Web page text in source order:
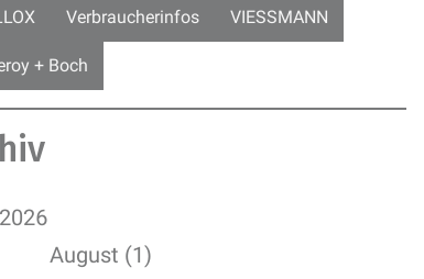
Verbraucherinfos VIESSMANN
+ Boch
2026
August (1)